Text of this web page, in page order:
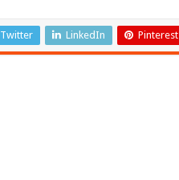
Twitter LinkedIn Pinterest